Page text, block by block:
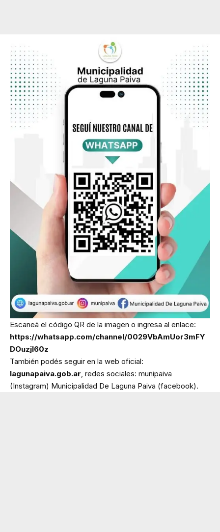
Escaneá el código QR de la imagen o ingresa al enlace:
https://whatsapp.com/channel/0029VbAmUor3mFY
DOuzjI60z
También podés seguir en la web oficial:
lagunapaiva.gob.ar , redes sociales: munipaiva
(Instagram) Municipalidad De Laguna Paiva (facebook).